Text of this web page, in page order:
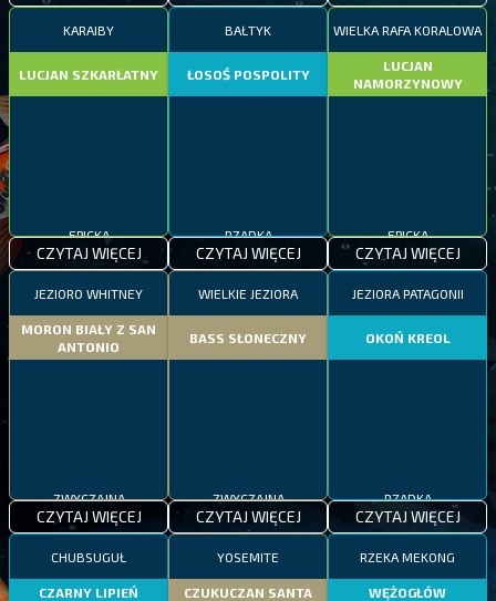
KARAIBY
LUCJAN SZKARŁATNY
CZYTAJ WIĘCEJ
BAŁTYK
ŁOSOŚ POSPOLITY
CZYTAJ WIĘCEJ
WIELKA RAFA KORALOWA
LUCJAN
NAMORZYNOWY
CZYTAJ WIĘCEJ
JEZIORO WHITNEY
MORON BIAŁY Z SAN
ANTONIO
CZYTAJ WIĘCEJ
WIELKIE JEZIORA
BASS SŁONECZNY
CZYTAJ WIĘCEJ
JEZIORA PATAGONII
OKOŃ KREOL
CZYTAJ WIĘCEJ
CHUBSUGUŁ
CZARNY LIPIEŃ
YOSEMITE
CZUKUCZAN SANTA
RZEKA MEKONG
WĘŻOGŁÓW